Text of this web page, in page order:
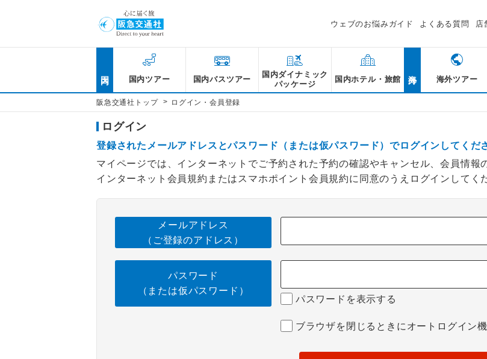
ウェブのお悩みガイド よくある質問 店
国内ツアー 国内バスツアー
国内ダイナミック
パッケージ
国内ホテル・旅館 海外ツアー
阪急交通社トップ > ログイン・会員登録
ログイン
登録されたメールアドレスとパスワード（または仮パスワード）でログインしてくだ
マイページでは、インターネットでご予約された予約の確認やキャンセル、会員情報
インターネット会員規約またはスマホポイント会員規約に同意のうえログインしてく
メールアドレス
（ご登録のアドレス）
パスワード
（または仮パスワード）
パスワードを表示する
ブラウザを閉じるときにオートログイン